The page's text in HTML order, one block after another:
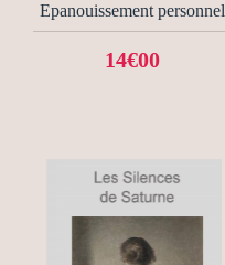
Epanouissement personnel
14€00